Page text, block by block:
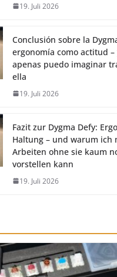
19. Juli 2026
Conclusión sobre la
ergonomía como actitud
apenas puedo imaginar
ella
19. Juli 2026
Fazit zur Dygma Defy:
Haltung – und warum ich
Arbeiten ohne sie kaum
vorstellen kann
19. Juli 2026